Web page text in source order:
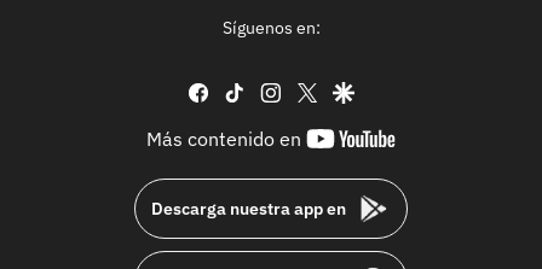
Síguenos en:
facebook
tiktok instagram
twittergoogle
Más contenido en
youtube-
Descarga nuestra app en